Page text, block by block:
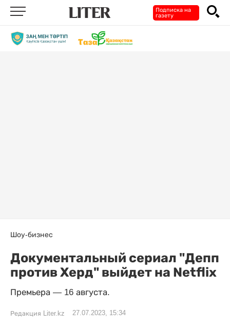
Подписка на
газету
Шоу-бизнес
Документальный сериал "Депп
против Херд" выйдет на Netflix
Премьера — 16 августа.
Редакция Liter.kz 27.07.2023, 15:34